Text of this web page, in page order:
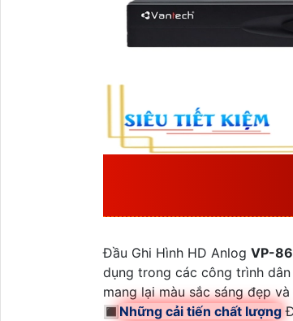
Đầu Ghi Hình HD Anlog VP-
dụng trong các công trình
mang lại màu sắc sáng đẹp
🔳 Những cải tiến chất lượng